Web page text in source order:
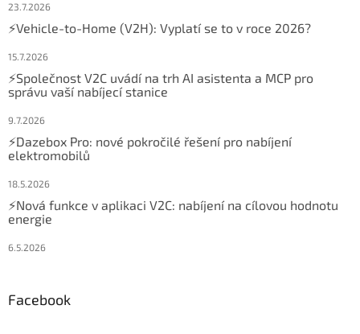
23.7.2026
⚡Vehicle-to-Home (V2H): Vyplatí se to v roce 2026?
15.7.2026
⚡Společnost V2C uvádí na trh AI asistenta a MCP pro
správu vaší nabíjecí stanice
9.7.2026
⚡Dazebox Pro: nové pokročilé řešení pro nabíjení
elektromobilů
18.5.2026
⚡Nová funkce v aplikaci V2C: nabíjení na cílovou hodnotu
energie
6.5.2026
Facebook